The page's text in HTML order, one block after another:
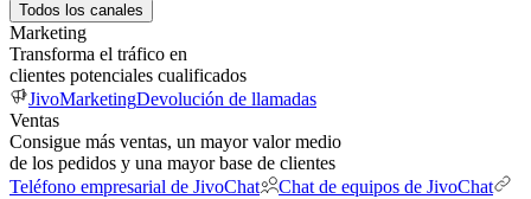
Todos los canales
Marketing
Transforma el tráfico en
clientes potenciales cualificados
JivoMarketingDevolución de llamadas
Ventas
Consigue más ventas, un mayor valor medio
de los pedidos y una mayor base de clientes
Teléfono empresarial de JivoChat
Chat de equipos de JivoChat